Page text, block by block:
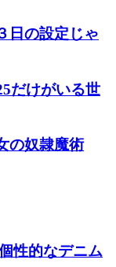
日の設定じゃ
だけがいる世
の奴隷魔術
性的なデニム